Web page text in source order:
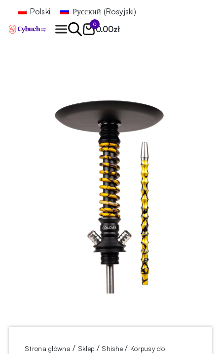
Polski Русский (Rosyjski)
0
0.00zł
Strona główna / Sklep / Shishe / Korpusy do